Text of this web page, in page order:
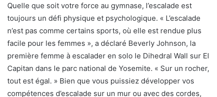
Quelle que soit votre force au gymnase, l’escalade est
toujours un défi physique et psychologique. « L’escalade
n’est pas comme certains sports, où elle est rendue plus
facile pour les femmes », a déclaré Beverly Johnson, la
première femme à escalader en solo le Dihedral Wall sur El
Capitan dans le parc national de Yosemite. « Sur un rocher,
tout est égal. » Bien que vous puissiez développer vos
compétences d’escalade sur un mur ou avec des cordes,